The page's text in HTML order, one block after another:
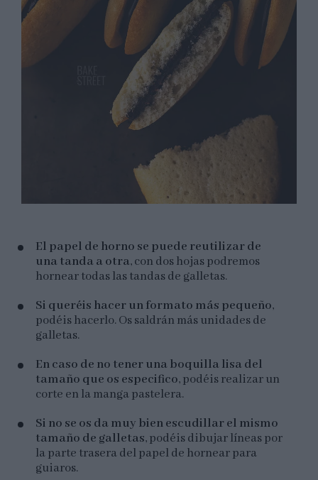
El papel de horno se puede reutilizar de
una tanda a otra, con dos hojas podremos
hornear todas las tandas de galletas.
Si queréis hacer un formato más pequeño,
podéis hacerlo. Os saldrán más unidades de
galletas.
En caso de no tener una boquilla lisa del
tamaño que os especifico, podéis realizar un
corte en la manga pastelera.
Si no se os da muy bien escudillar el mismo
tamaño de galletas, podéis dibujar líneas por
la parte trasera del papel de hornear para
guiaros.